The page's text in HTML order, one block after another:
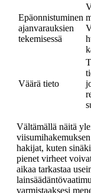
Epäonnistuminen
ajanvarauksien
tekemisessä
Väärä tieto
Vältämällä näitä
hakijat, kuten
pienet virheet
aikaa tarkastaa
varmistaaksesi